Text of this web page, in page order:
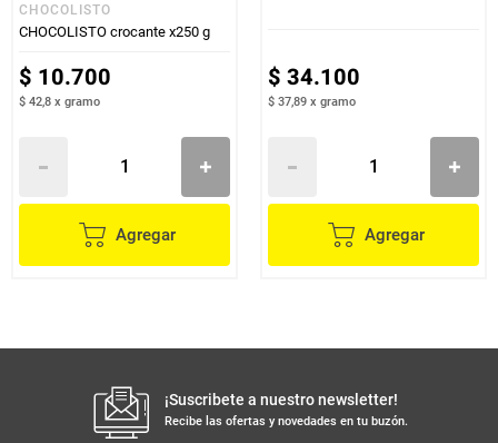
CHOCOLISTO
CHOCOLISTO crocante x250 g
$ 10.700
$ 42,8 x gramo
Agregar
$ 34.100
$ 37,89 x gramo
Agregar
¡Suscribete a nuestro newsletter!
Recibe las ofertas y novedades en tu buzón.